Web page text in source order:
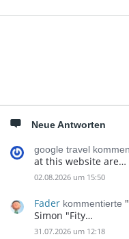
Neue Antworten
google travel
at this website are…
02.08.2026 um 15:50
Fader kommentierte
Simon "Fity…
31.07.2026 um 12:18